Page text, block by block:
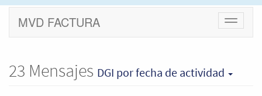
Cambiar
MVD FACTURA
23 Mensajes DGI por fecha de actividad